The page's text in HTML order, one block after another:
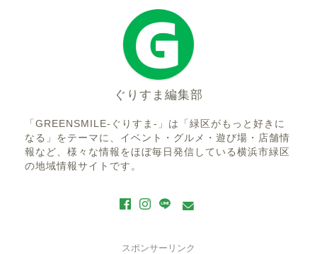
ぐりすま編集部
「GREENSMILE-ぐりすま-」は「緑区がもっと好きに
なる」をテーマに、イベント・グルメ・遊び場・店舗情
報など、様々な情報をほぼ毎日発信している横浜市緑区
の地域情報サイトです。
スポンサーリンク